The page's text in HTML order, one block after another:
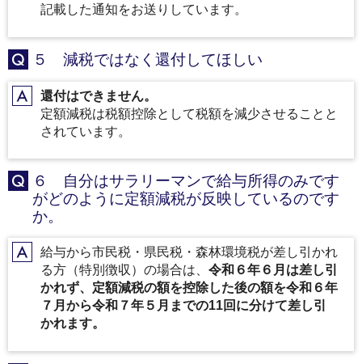
記載した通知をお送りしています。
Q ５ 減税ではなく還付してほしい
A還付はできません。
定額減税は税額控除として税額を減少させることと
されています。
Q
６ 自分はサラリーマンで給与所得のみです
がどのように定額減税が反映しているのです
か。
A給与から市民税・県民税・森林環境税が差し引かれ
る方（特別徴収）の場合は、 令和６年６月は差し引
かれず、定額減税の額を控除した後の額を令和６年
７月から令和７年５月までの11回に分けて差し引
かれます。